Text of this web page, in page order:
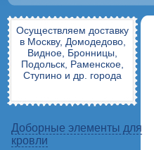
Осуществляем доставку
в Москву, Домодедово,
Видное, Бронницы,
Подольск, Раменское,
Ступино и др. города
Доборные элементы для
кровли